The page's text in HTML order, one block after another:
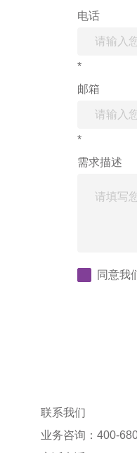
电话
*
邮箱
*
需求描述
同意我
联系我们
业务咨询：400-